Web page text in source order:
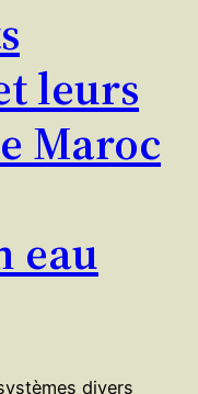
leurs
Maroc
eau
divers